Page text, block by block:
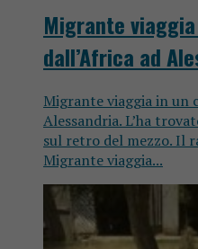
Migrante
dall’Africa ad
Migrante viaggia in un
Alessandria. L’ha
sul retro del mezzo. Il
Migrante viaggia...